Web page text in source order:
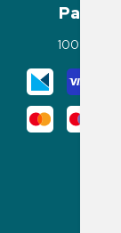
100%